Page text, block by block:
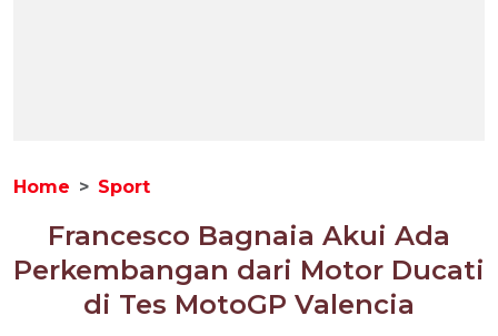
Home Sport
Francesco Bagnaia Akui Ada
Perkembangan dari Motor Ducati
di Tes MotoGP Valencia